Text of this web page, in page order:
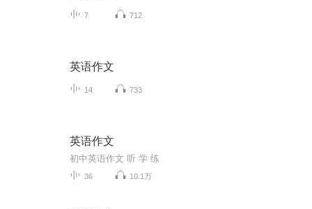
7 712
英语作文
14 733
英语作文
初中英语作文 听 学 练
36 10.1万